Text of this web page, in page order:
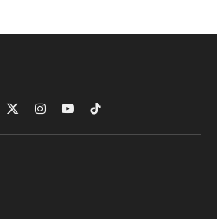
X
(Twitter)
InstagramYouTubeTikTok